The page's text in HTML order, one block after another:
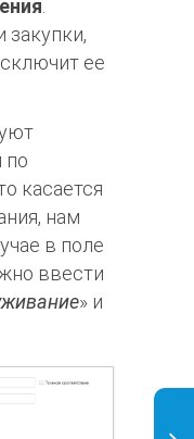
закупки,
ее
по
касается
нам
в поле
ввести
» и